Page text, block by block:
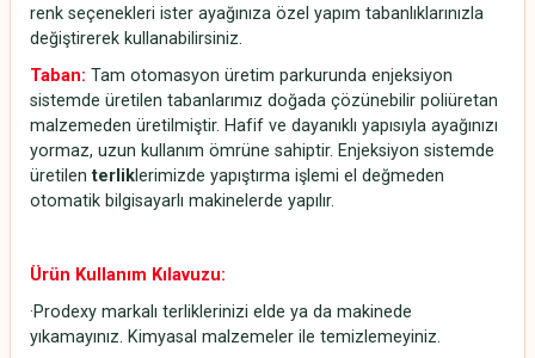
renk seçenekleri ister ayağınıza özel yapım tabanlıklarınızla
değiştirerek kullanabilirsiniz.
Taban: Tam otomasyon üretim parkurunda enjeksiyon
sistemde üretilen tabanlarımız doğada çözünebilir poliüretan
malzemeden üretilmiştir. Hafif ve dayanıklı yapısıyla ayağınızı
yormaz, uzun kullanım ömrüne sahiptir. Enjeksiyon sistemde
üretilenterliklerimizde yapıştırma işlemi el değmeden
otomatik bilgisayarlı makinelerde yapılır.
Ürün Kullanım Kılavuzu:
·Prodexy markalı terliklerinizi elde ya da makinede
yıkamayınız. Kimyasal malzemeler ile temizlemeyiniz.